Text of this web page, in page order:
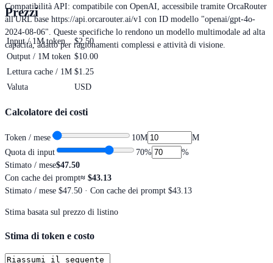
Compatibilità API: compatibile con OpenAI, accessibile tramite OrcaRouter
all'URL base https://api.orcarouter.ai/v1 con ID modello "openai/gpt-4o-
2024-08-06". Queste specifiche lo rendono un modello multimodale ad alta
capacità, adatto per ragionamenti complessi e attività di visione.
Prezzi
Input / 1M token
$2.50
Output / 1M token $10.00
Lettura cache / 1M $1.25
Valuta
USD
Calcolatore dei costi
Token / mese 10M
M
Quota di input
70%
%
Stimato / mese$47.50
Con cache dei prompt≈ $43.13
Stimato / mese $47.50 · Con cache dei prompt $43.13
Stima basata sul prezzo di listino
Stima di token e costo